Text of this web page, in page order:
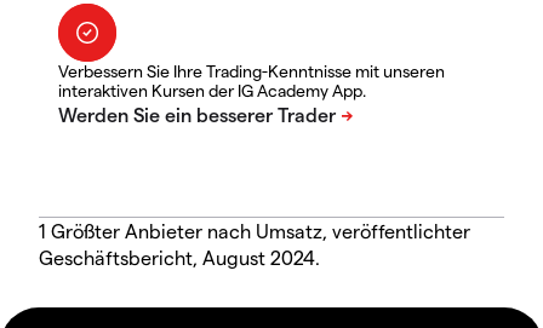
Verbessern Sie Ihre Trading-Kenntnisse mit unseren
interaktiven Kursen der IG Academy App.
1 Größter Anbieter nach Umsatz, veröffentlichter
Geschäftsbericht, August 2024.